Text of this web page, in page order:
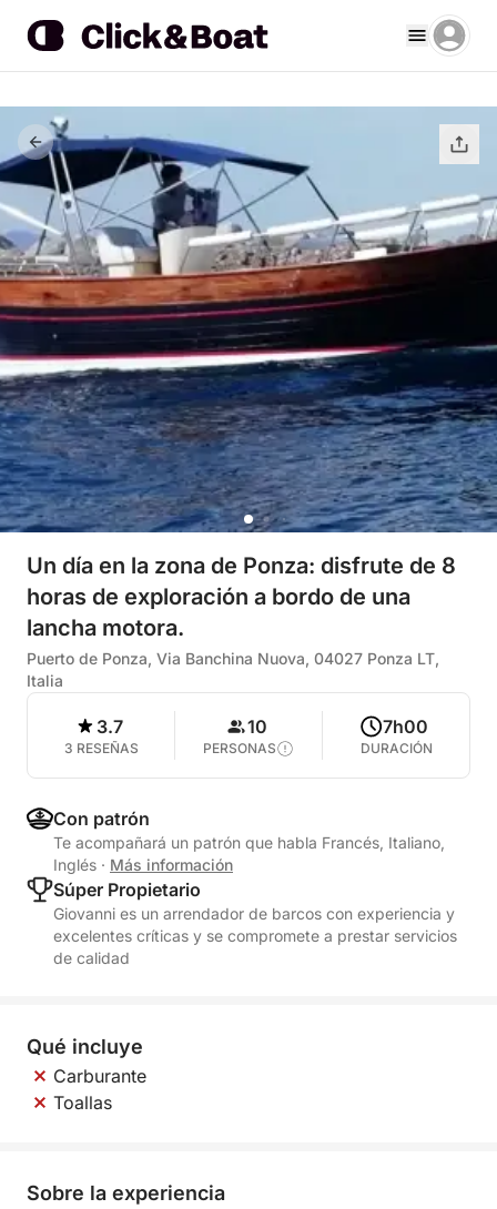
Un día en la zona de Ponza: disfrute de 8
horas de exploración a bordo de una
lancha motora.
Puerto de Ponza, Via Banchina Nuova, 04027 Ponza LT,
Italia
3.7
3 RESEÑAS
10
PERSONAS
7h00
DURACIÓN
Con patrón
Te acompañará un patrón que habla Francés, Italiano,
Inglés · Más información
Súper Propietario
Giovanni es un arrendador de barcos con experiencia y
excelentes críticas y se compromete a prestar servicios
de calidad
Qué incluye
Carburante
Toallas
Sobre la experiencia